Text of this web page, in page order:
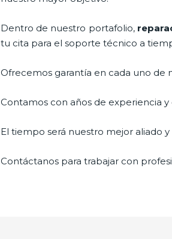
Dentro de nuestro portafolio,
tu cita para el soporte técnico a
Ofrecemos garantía en cada uno de
Contamos con años de experiencia y
El tiempo será nuestro mejor aliado y
Contáctanos para trabajar con